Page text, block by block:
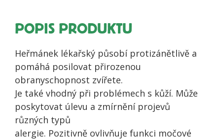
POPIS PRODUKTU
Heřmánek lékařský působí protizánětlivě a
pomáhá posilovat přirozenou
obranyschopnost zvířete.
Je také vhodný při problémech s kůží. Může
poskytovat úlevu a zmírnění projevů
různých typů
alergie. Pozitivně ovlivňuje funkci močové